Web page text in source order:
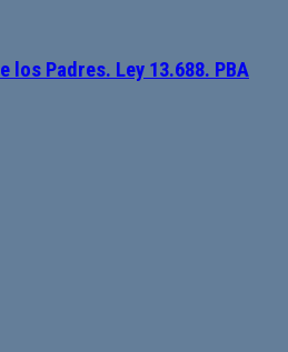
los Padres. Ley 13.688. PBA